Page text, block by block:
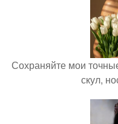
Сохраняйте мои
скул,